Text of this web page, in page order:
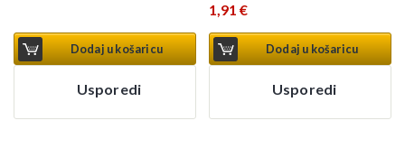
Dodaj u košaricu
Usporedi
1,91€
Dodaj u košaricu
Usporedi